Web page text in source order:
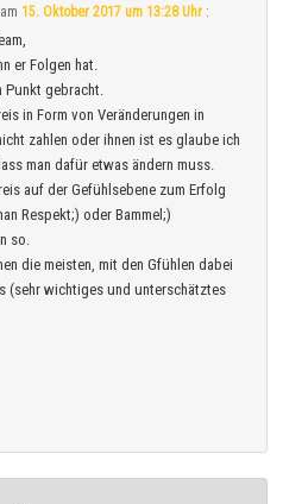
15. Oktober 2017 um 13:28 Uhr :
er Folgen hat.
gebracht.
in Form von Veränderungen in
zahlen oder ihnen ist es glaube ich
man dafür etwas ändern muss.
auf der Gefühlsebene zum Erfolg
Respekt;) oder Bammel;)
so.
die meisten, mit den Gfühlen dabei
(sehr wichtiges und unterschätztes